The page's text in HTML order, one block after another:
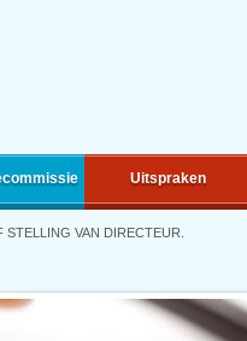
Uitspraken
VAN DIRECTEUR.